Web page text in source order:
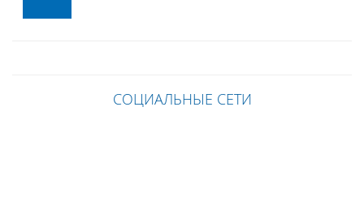
СОЦИАЛЬНЫЕ СЕТИ